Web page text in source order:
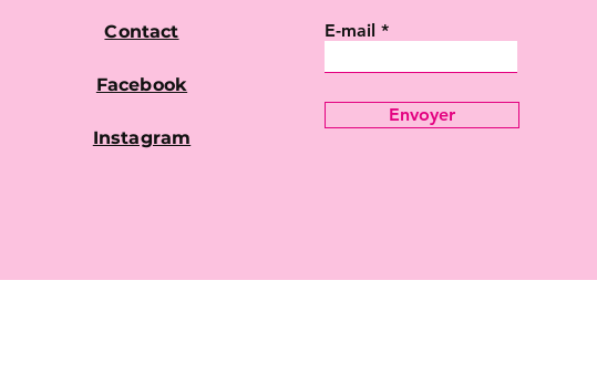
E-mail
Envoyer
Contact
Facebook
Instagram